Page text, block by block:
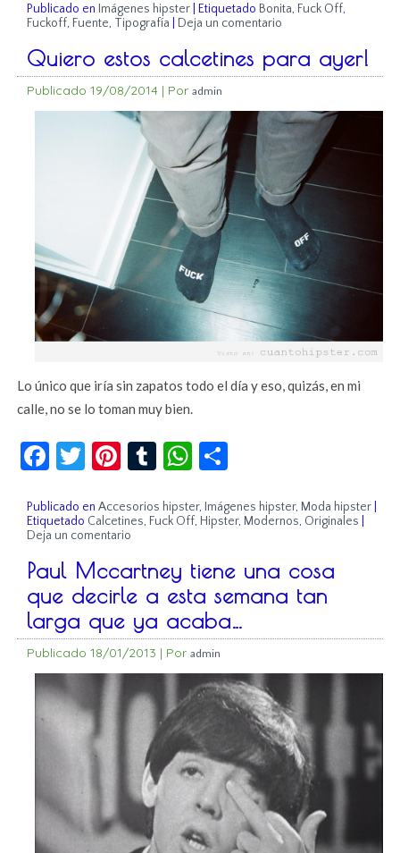
Publicado en Imágenes hipster Etiquetado Bonita, Fuck Off,
Fuckoff, Fuente, Tipografía Deja un comentario
Quiero estos calcetines para ayer!
Publicado 19/08/2014 | Por admin
Lo único que iría sin zapatos todo el día y eso, quizás, en mi
calle, no se lo toman muy bien.
Facebook
Twitter
Pinterest
TumblrWhatsApp
Publicado en Accesorios hipster, Imágenes hipster, Moda hipster
Etiquetado Calcetines, Fuck Off, Hipster, Modernos, Originales
Deja un comentario
Paul Mccartney tiene una cosa
que decirle a esta semana tan
larga que ya acaba…
Publicado 18/01/2013 | Por admin